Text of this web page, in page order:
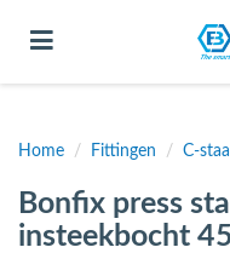
(Bevestigingsmateriaal
(Buffervaten, hygiene
Toggle navigation
Home / Fittingen / C-
Bonfix press
insteekbocht